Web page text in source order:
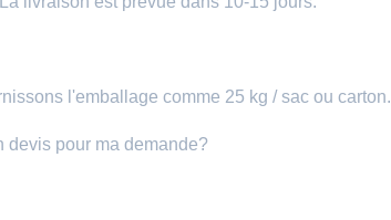
l'emballage comme 25 kg / sac ou carton.
devis pour ma demande?